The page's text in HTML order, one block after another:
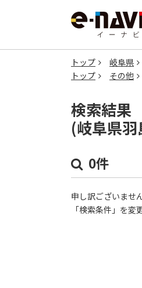
トップ 岐阜県
トップ
その他
検索結果
(岐阜県羽
0件
申し訳ございませ
「検索条件」を変